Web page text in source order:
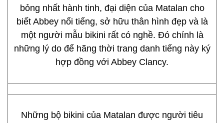
bỏng nhất hành tinh, đại diện của Matalan cho
biết Abbey nổi tiếng, sở hữu thân hình đẹp và là
một người mẫu bikini rất có nghề. Đó chính là
những lý do để hãng thời trang danh tiếng này ký
hợp đồng với Abbey Clancy.
Những bộ bikini của Matalan được người tiêu